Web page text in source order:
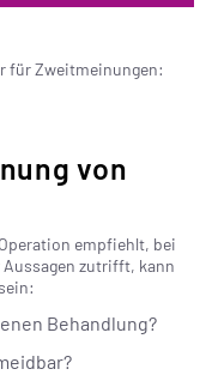
für Zweitmeinungen:
von
empfiehlt, bei
Aussagen zutrifft, kann
Behandlung?